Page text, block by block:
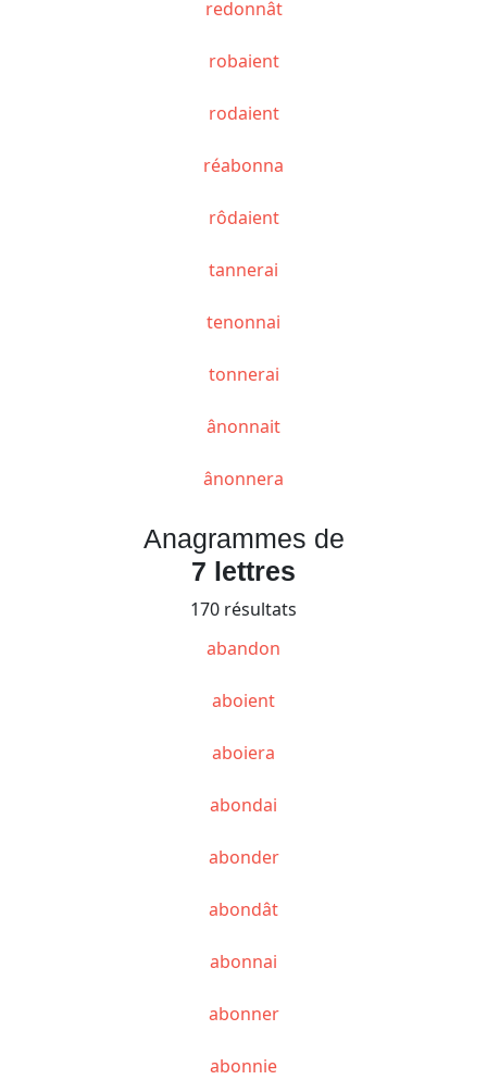
redonnât
robaient
rodaient
réabonna
rôdaient
tannerai
tenonnai
tonnerai
ânonnait
ânonnera
Anagrammes de
7 lettres
170 résultats
abandon
aboient
aboiera
abondai
abonder
abondât
abonnai
abonner
abonnie